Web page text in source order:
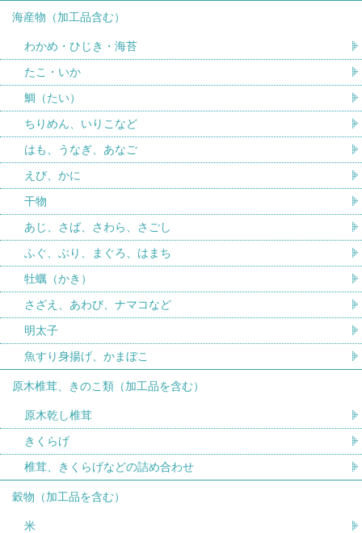
海産物（加工品含む）
わかめ・ひじき・海苔
たこ・いか
鯛（たい）
ちりめん、いりこなど
はも、うなぎ、あなご
えび、かに
干物
あじ、さば、さわら、さごし
ふぐ、ぶり、まぐろ、はまち
牡蠣（かき）
さざえ、あわび、ナマコなど
明太子
魚すり身揚げ、かまぼこ
原木椎茸、きのこ類（加工品を含む）
原木乾し椎茸
きくらげ
椎茸、きくらげなどの詰め合わせ
穀物（加工品を含む）
米